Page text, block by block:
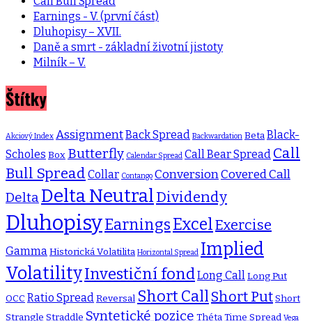
Earnings - V. (první část)
Dluhopisy – XVII.
Daně a smrt - základní životní jistoty
Milník – V.
Štítky
Akciový Index AssignmentBack Spread Backwardation BetaBlack-
Scholes Box Butterfly Calendar Spread Call Bear Spread Call
Bull Spread Collar Contango ConversionCovered Call
Delta Delta Neutral Dividendy
DluhopisyEarningsExcelExercise
GammaHistorická Volatilita Horizontal Spread Implied
VolatilityInvestiční fondLong CallLong Put
OCC Ratio SpreadReversal Short Call Short PutShort
Strangle Straddle Syntetické pozice ThétaTime Spread Vega